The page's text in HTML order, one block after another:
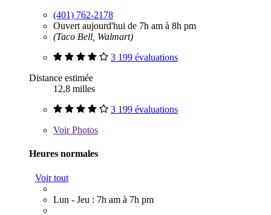
(401) 762-2178
Ouvert aujourd'hui de 7h am à 8h pm
(Taco Bell, Walmart)
3 199 évaluations
Distance estimée
12,8 milles
3 199 évaluations
VoirPhotos
Heures normales
Voir tout
Lun - Jeu : 7h am à 7h pm